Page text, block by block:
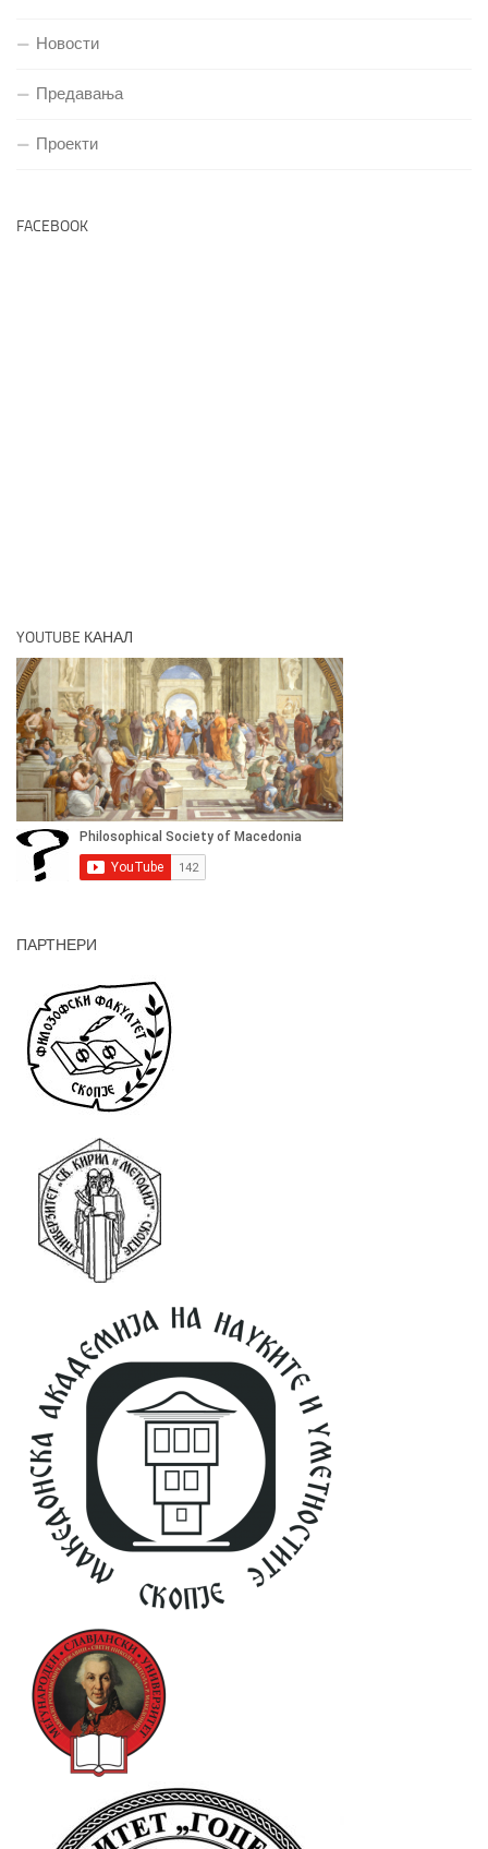
Новости
Предавања
Проекти
FACEBOOK
YOUTUBE КАНАЛ
ПАРТНЕРИ